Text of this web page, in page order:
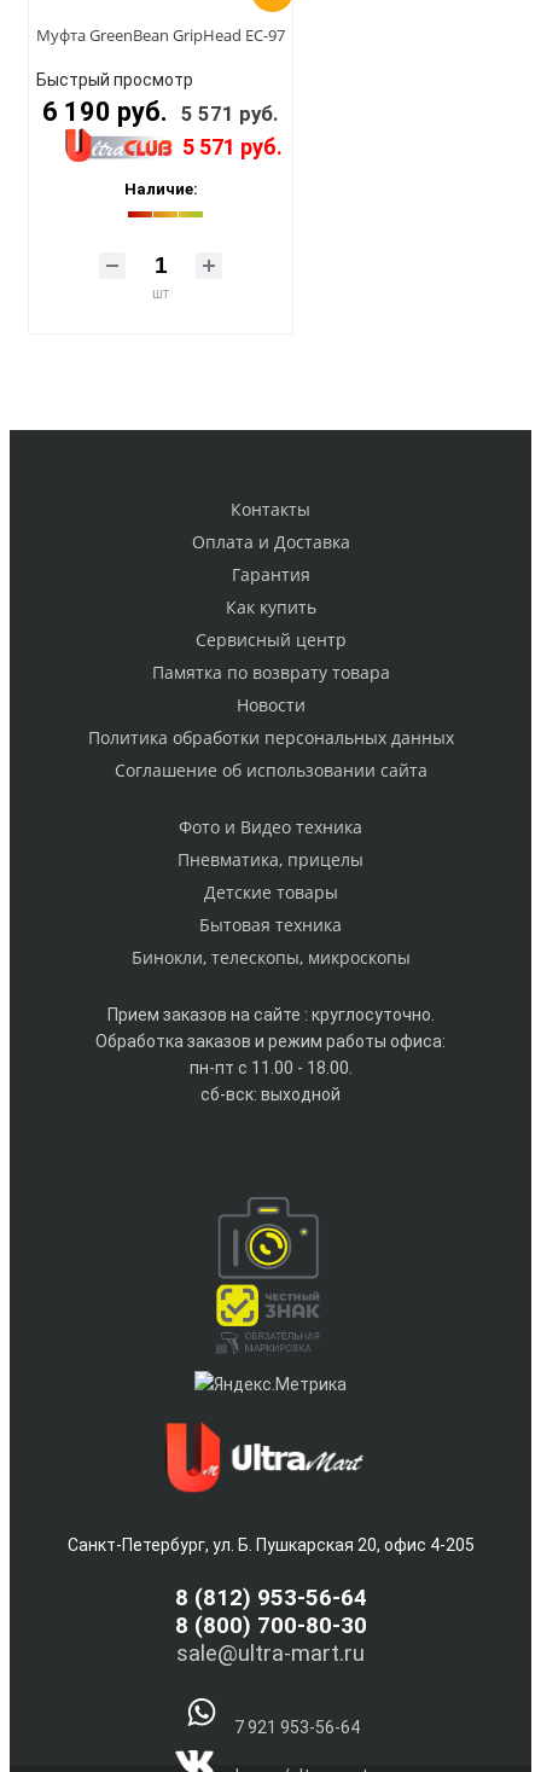
Муфта GreenBean GripHead EC-97
Быстрый просмотр
6 190 руб. 5 571 руб.
5 571 руб.
Наличие:
шт
Контакты
Оплата и Доставка
Гарантия
Как купить
Cервисный центр
Памятка по возврату товара
Новости
Политика обработки персональных данных
Cоглашение об использовании сайта
Фото и Видео техника
Пневматика, прицелы
Детские товары
Бытовая техника
Бинокли, телескопы, микроскопы
Прием заказов на сайте : круглосуточно.
Обработка заказов и режим работы офиса:
пн-пт с 11.00 - 18.00.
сб-вск: выходной
Санкт-Петербург, ул. Б. Пушкарская 20, офис 4-205
8 (812) 953-56-64
8 (800) 700-80-30
sale@ultra-mart.ru
7 921 953-56-64